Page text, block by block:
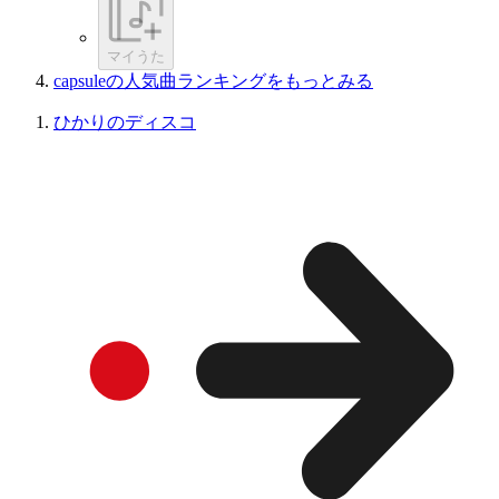
マイうた
capsuleの人気曲ランキングをもっとみる
ひかりのディスコ